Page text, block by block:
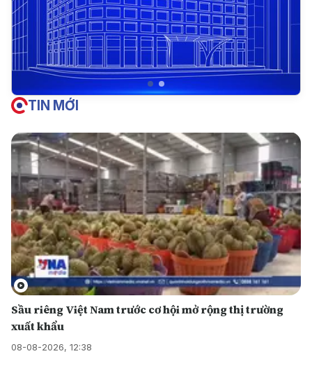
TIN MỚI
Sầu riêng Việt Nam trước cơ hội mở rộng thị trường
xuất khẩu
08-08-2026, 12:38